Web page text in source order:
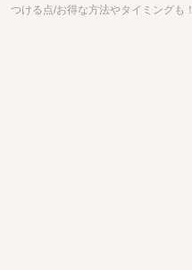
つける点/お得な方法やタイミングも！